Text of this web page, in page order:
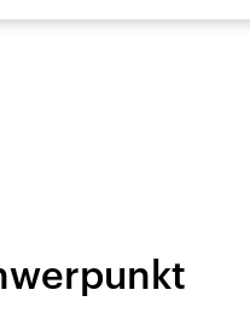
Europa
Iran
Aktuelle Lage und